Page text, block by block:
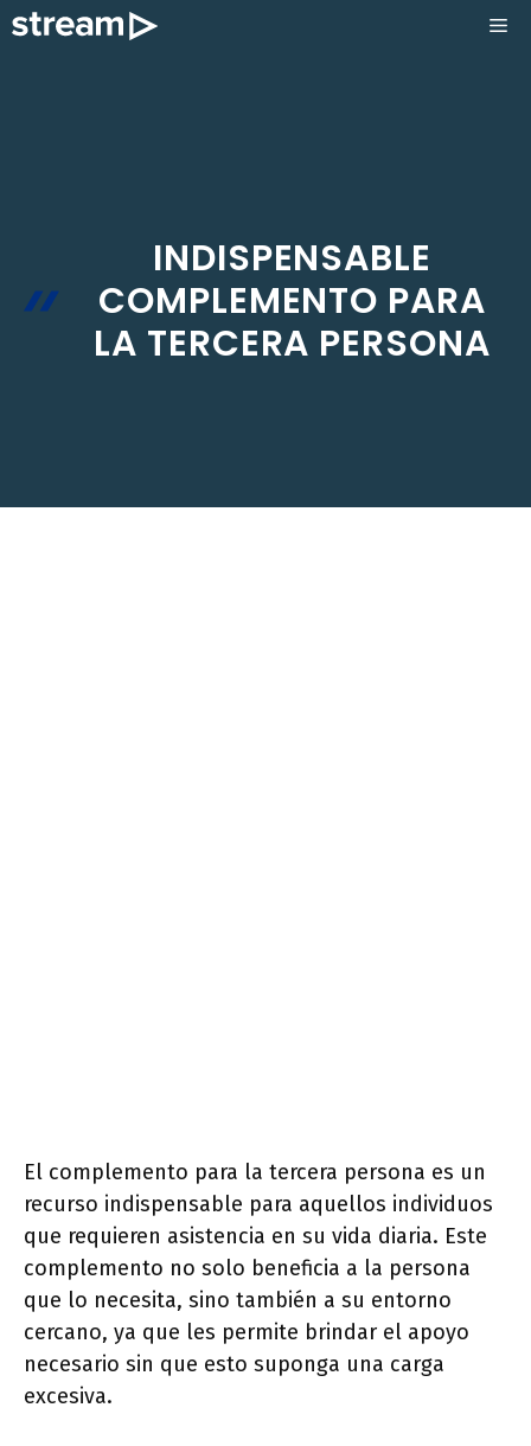
Saltar
INDISPENSABLE
COMPLEMENTO PARA
LA TERCERA PERSONA
El complemento para la tercera persona es un
recurso indispensable para aquellos individuos
que requieren asistencia en su vida diaria. Este
complemento no solo beneficia a la persona
que lo necesita, sino también a su entorno
cercano, ya que les permite brindar el apoyo
necesario sin que esto suponga una carga
excesiva.